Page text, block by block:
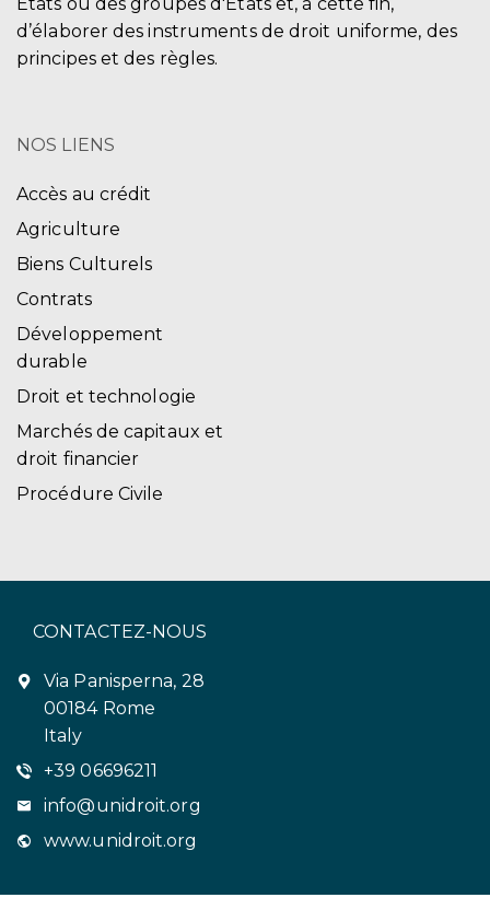
d’élaborer des instruments de droit uniforme, des
principes et des règles.
NOS LIENS
Accès au crédit
Agriculture
Biens Culturels
Contrats
Développement
durable
Droit et technologie
Marchés de capitaux et
droit financier
Procédure Civile
CONTACTEZ-NOUS
Via Panisperna, 28
00184 Rome
Italy
+39 06696211
info@unidroit.org
www.unidroit.org